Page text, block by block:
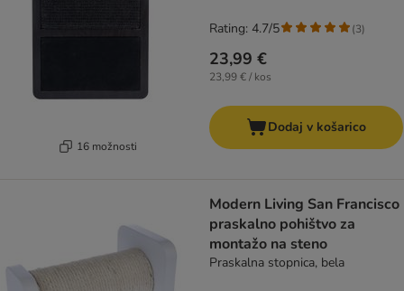
16 možnosti
23,99 €
23,99 € / kos
Rating: 4.7/5 (3)
Dodaj v košarico
Modern Living San Francisco
praskalno pohištvo za
montažo na steno
Praskalna stopnica, bela